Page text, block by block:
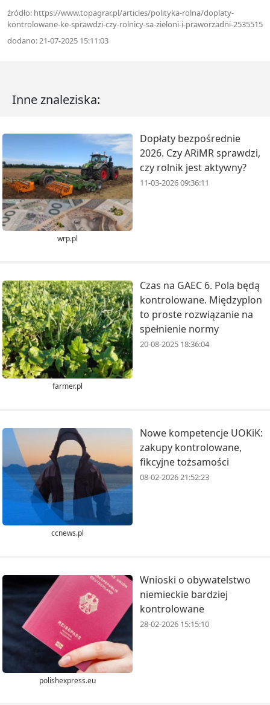
źródło: https://www.topagrar.pl/articles/polityka-rolna/doplaty-
kontrolowane-ke-sprawdzi-czy-rolnicy-sa-zieloni-i-praworzadni-2535515
dodano: 21-07-2025 15:11:03
Inne znaleziska:
wrp.pl
Dopłaty bezpośrednie
2026. Czy ARiMR sprawdzi,
czy rolnik jest aktywny?
11-03-2026 09:36:11
farmer.pl
Czas na GAEC 6. Pola będą
kontrolowane. Międzyplon
to proste rozwiązanie na
spełnienie normy
20-08-2025 18:36:04
ccnews.pl
Nowe kompetencje UOKiK:
zakupy kontrolowane,
fikcyjne tożsamości
08-02-2026 21:52:23
polishexpress.eu
Wnioski o obywatelstwo
niemieckie bardziej
kontrolowane
28-02-2026 15:15:10